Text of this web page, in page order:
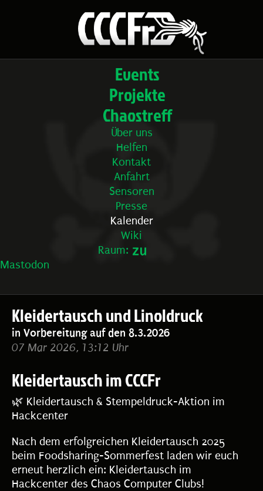
Events
Projekte
Chaostreff
Über uns
Helfen
Kontakt
Anfahrt
Sensoren
Presse
Kalender
Wiki
Raum:
Mastodon
Kleidertausch und Linoldruck
in Vorbereitung auf den 8.3.2026
07 Mar 2026, 13:12 Uhr
Kleidertausch im CCCFr
🌿 Kleidertausch & Stempeldruck-Aktion im
Hackcenter
Nach dem erfolgreichen Kleidertausch 2025
beim Foodsharing‑Sommerfest laden wir euch
erneut herzlich ein: Kleidertausch im
Hackcenter des Chaos Computer Clubs!